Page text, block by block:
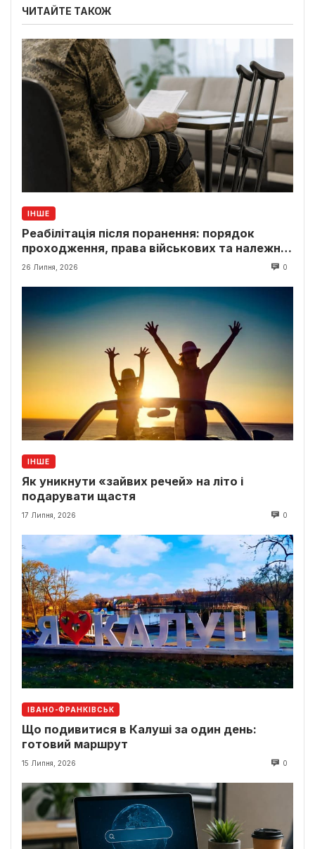
ЧИТАЙТЕ ТАКОЖ
ІНШЕ
Реабілітація після поранення: порядок
проходження, права військових та належні
виплати
26 Липня, 2026 0
ІНШЕ
Як уникнути «зайвих речей» на літо і
подарувати щастя
17 Липня, 2026 0
ІВАНО-ФРАНКІВСЬК
Що подивитися в Калуші за один день:
готовий маршрут
15 Липня, 2026 0